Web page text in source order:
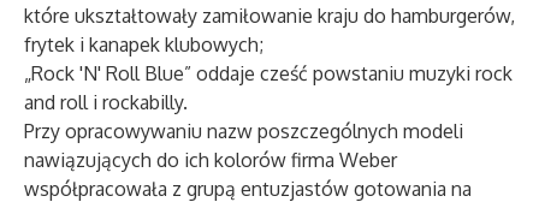
które ukształtowały zamiłowanie kraju do hamburgerów,
frytek i kanapek klubowych;
„Rock 'N' Roll Blue” oddaje cześć powstaniu muzyki rock
and roll i rockabilly.
Przy opracowywaniu nazw poszczególnych modeli
nawiązujących do ich kolorów firma Weber
współpracowała z grupą entuzjastów gotowania na